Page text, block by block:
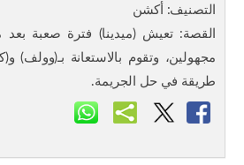
التصنيف: أكشن
القصة: تعيش (ميدينا) فترة صعبة بعد
مجهولين، وتقوم بالاستعانة بـ(وولف)
طريقة في حل الجريمة.